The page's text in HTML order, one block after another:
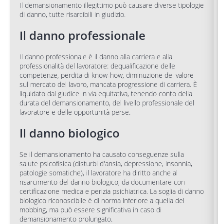
Il demansionamento illegittimo può causare diverse tipologie
di danno, tutte risarcibili in giudizio.
Il danno professionale
Il danno professionale è il danno alla carriera e alla
professionalità del lavoratore: dequalificazione delle
competenze, perdita di know-how, diminuzione del valore
sul mercato del lavoro, mancata progressione di carriera. È
liquidato dal giudice in via equitativa, tenendo conto della
durata del demansionamento, del livello professionale del
lavoratore e delle opportunità perse.
Il danno biologico
Se il demansionamento ha causato conseguenze sulla
salute psicofisica (disturbi d'ansia, depressione, insonnia,
patologie somatiche), il lavoratore ha diritto anche al
risarcimento del danno biologico, da documentare con
certificazione medica e perizia psichiatrica. La soglia di danno
biologico riconoscibile è di norma inferiore a quella del
mobbing, ma può essere significativa in caso di
demansionamento prolungato.